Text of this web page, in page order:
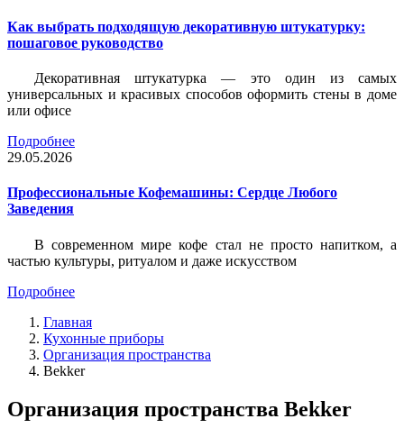
Как выбрать подходящую декоративную штукатурку:
пошаговое руководство
Декоративная штукатурка — это один из самых
универсальных и красивых способов оформить стены в доме
или офисе
Подробнее
29.05.2026
Профессиональные Кофемашины: Сердце Любого
Заведения
В современном мире кофе стал не просто напитком, а
частью культуры, ритуалом и даже искусством
Подробнее
Главная
Кухонные приборы
Организация пространства
Bekker
Организация пространства Bekker